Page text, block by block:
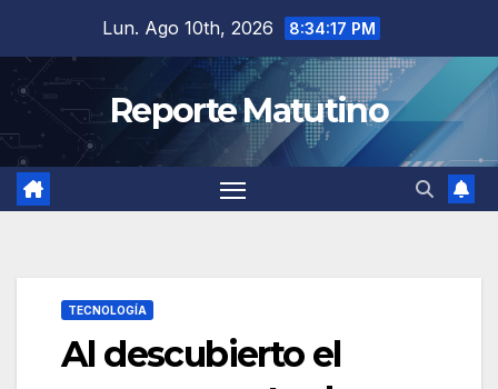
contenido
Lun. Ago 10th, 2026 8:34:18 PM
Reporte Matutino
TECNOLOGÍA
Al descubierto el